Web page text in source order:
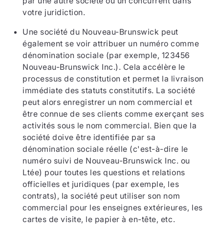
votre juridiction.
Une société du Nouveau-Brunswick peut
également se voir attribuer un numéro comme
dénomination sociale (par exemple, 123456
Nouveau-Brunswick Inc.). Cela accélère le
processus de constitution et permet la livraison
immédiate des statuts constitutifs. La société
peut alors enregistrer un nom commercial et
être connue de ses clients comme exerçant ses
activités sous le nom commercial. Bien que la
société doive être identifiée par sa
dénomination sociale réelle (c'est-à-dire le
numéro suivi de Nouveau-Brunswick Inc. ou
Ltée) pour toutes les questions et relations
officielles et juridiques (par exemple, les
contrats), la société peut utiliser son nom
commercial pour les enseignes extérieures, les
cartes de visite, le papier à en-tête, etc.